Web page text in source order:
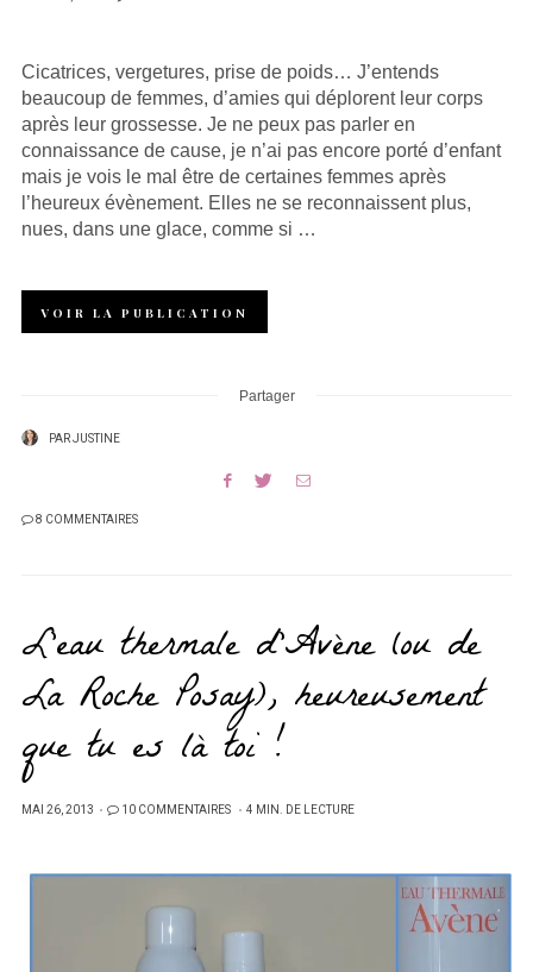
Cicatrices, vergetures, prise de poids… J’entends
beaucoup de femmes, d’amies qui déplorent leur corps
après leur grossesse. Je ne peux pas parler en
connaissance de cause, je n’ai pas encore porté d’enfant
mais je vois le mal être de certaines femmes après
l’heureux évènement. Elles ne se reconnaissent plus,
nues, dans une glace, comme si …
VOIR LA PUBLICATION
Partager
PARJUSTINE
8 COMMENTAIRES
L’eau thermale d’Avène (ou de
La Roche Posay), heureusement
que tu es là toi !
PUBLIÉ
MAI 26, 2013 10 COMMENTAIRES 4 MIN. DE LECTURE